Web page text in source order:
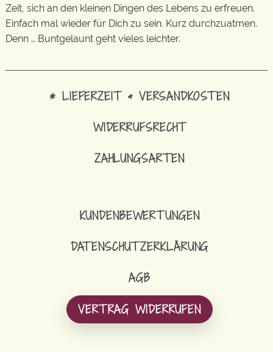
Zeit, sich an den kleinen Dingen des Lebens zu erfreuen.
Einfach mal wieder für Dich zu sein. Kurz durchzuatmen.
Denn … Buntgelaunt geht vieles leichter.
* LIEFERZEIT & VERSANDKOSTEN
WIDERRUFSRECHT
ZAHLUNGSARTEN
KUNDENBEWERTUNGEN
DATENSCHUTZERKLÄRUNG
AGB
VERTRAG WIDERRUFEN